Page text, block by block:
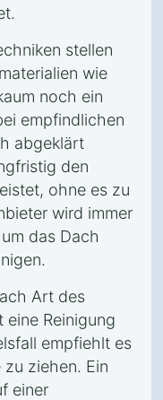
stellen
wie
noch ein
empfindlichen
abgeklärt
den
ohne es zu
wird immer
das Dach
Art des
eine Reinigung
empfiehlt es
ziehen. Ein
einer